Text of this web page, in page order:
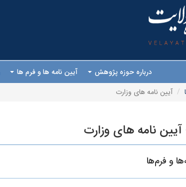
درباره حوزه پژوهش آیین نامه ها و فرم ها
آیین نامه های وزارت
نامه های وزارت
و فرم‌ها